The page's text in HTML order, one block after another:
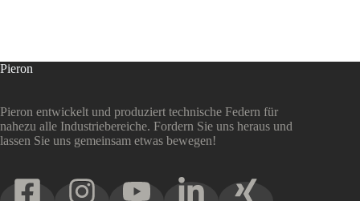
Pieron
Pieron entwickelt und produziert technische Federn für
nahezu alle Industriebereiche. Fordern Sie uns heraus und
lassen Sie uns gemeinsam etwas bewegen!